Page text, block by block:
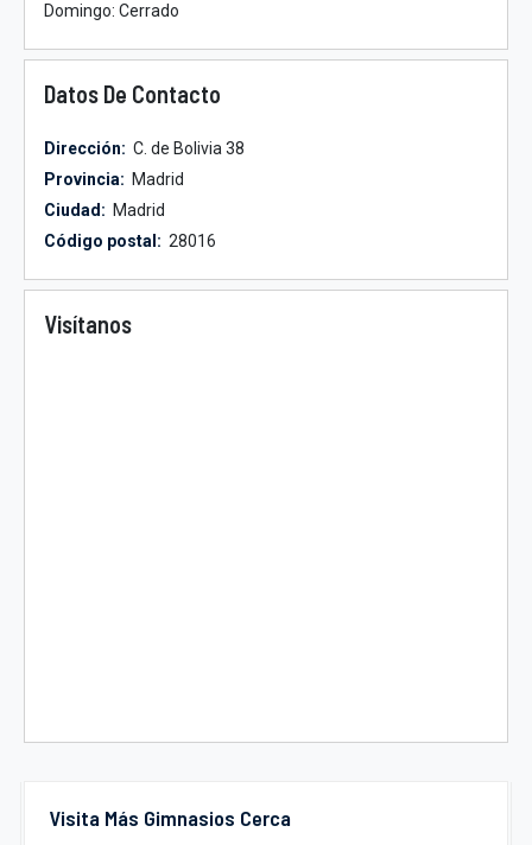
Visita Más Gimnasios Cerca
Domingo: Cerrado
Datos De Contacto
Dirección: C. de Bolivia 38
Provincia: Madrid
Ciudad: Madrid
Código postal: 28016
Visítanos